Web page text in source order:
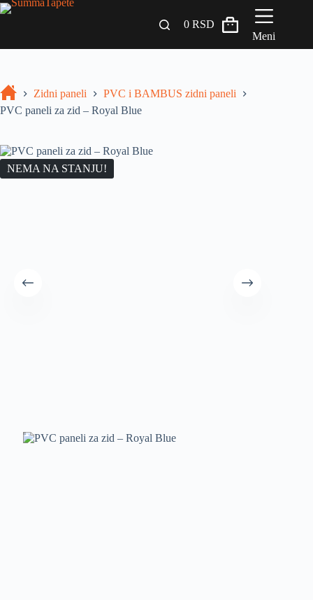
Drveni Pregradni Zidovi i Police
Građevinski materijali
0RSD
Meni
Zidni paneli
PVC i BAMBUS zidni paneli
PVC paneli za zid – Royal Blue
NEMA NA STANJU!